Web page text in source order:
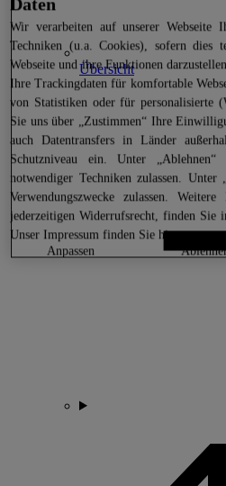
Übersicht
Daten
Wir verarbeiten auf unserer Webseite
Techniken (u.a. Cookies), sofern dies
Webseite und ihre Funktionen
Ihre Trackingdaten für komfortable
von Statistiken oder für personalisierte
Sie uns über „Zustimmen“ Ihre
auch Datentransfers in Länder
Schutzniveau ein. Unter
notwendiger Techniken zulassen. Unter
Verwendungszwecke zulassen.
jederzeitigen Widerrufsrecht, finden Sie
Unser Impressum finden Sie hier.
anpassen